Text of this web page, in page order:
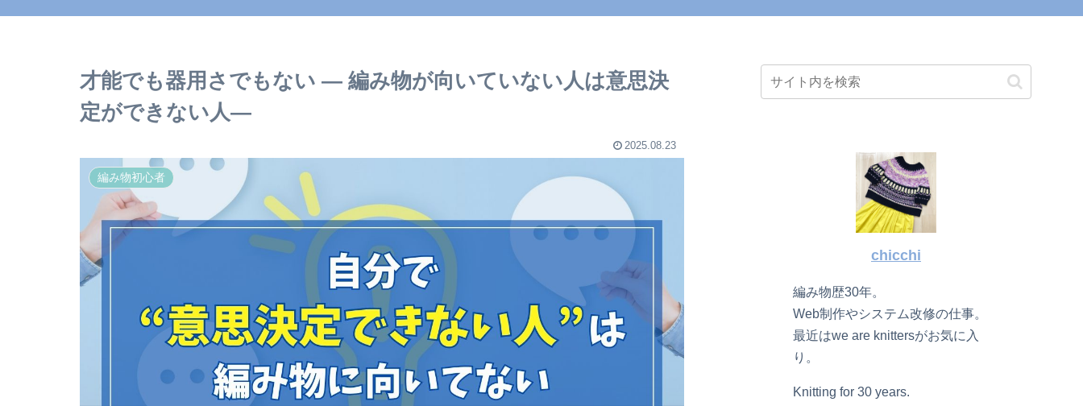
才能でも器用さでもない ― 編み物が向いていない人は意思決
定ができない人―
2025.08.23
編み物初心者
chicchi
編み物歴30年。
Web制作やシステム改修の仕事。
最近はwe are knittersがお気に入
り。
Knitting for 30 years.